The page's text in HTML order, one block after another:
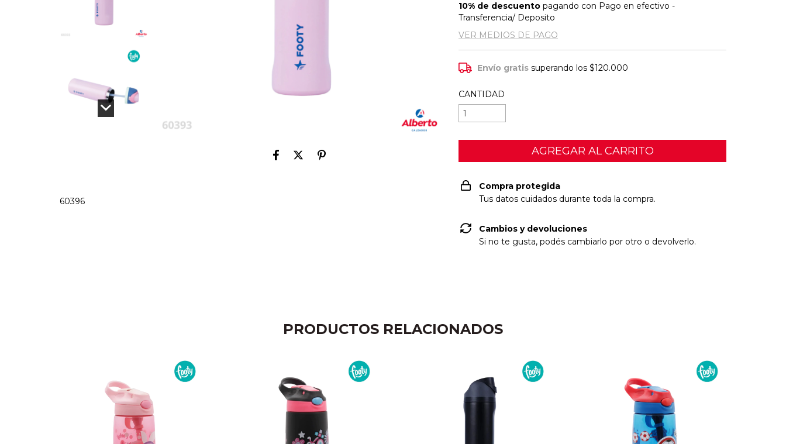
60396
10% de descuento pagando con Pago en efectivo -
Transferencia/ Deposito
VER MEDIOS DE PAGO
Envío gratis superando los$120.000
CANTIDAD
Compra protegida
Tus datos cuidados durante toda la compra.
Cambios y devoluciones
Si no te gusta, podés cambiarlo por otro o devolverlo.
PRODUCTOS RELACIONADOS